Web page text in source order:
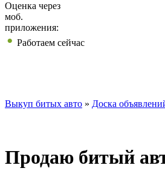
Оценка через
моб.
приложения:
Работаем сейчас
Выкуп битых авто » Доска
Продаю битый